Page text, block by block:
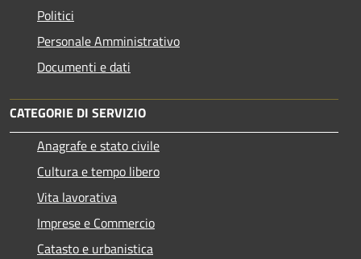
Politici
Personale Amministrativo
Documenti e dati
CATEGORIE DI SERVIZIO
Anagrafe e stato civile
Cultura e tempo libero
Vita lavorativa
Imprese e Commercio
Catasto e urbanistica